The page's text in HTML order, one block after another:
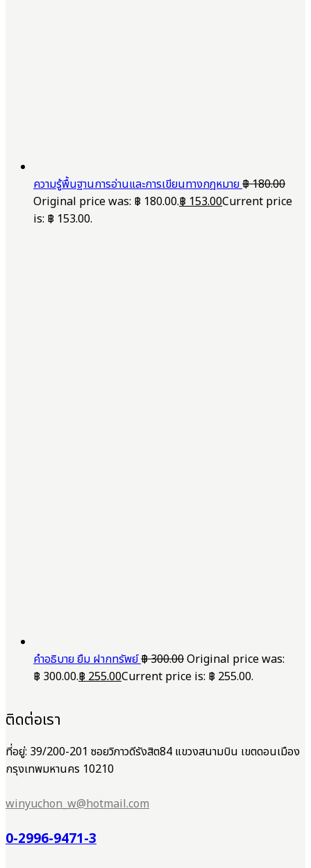
ความรู้พื้นฐานการอ่านและการเขียนทางกฎหมาย฿180.00
Original price was: ฿ 180.00.฿153.00Current price
is: ฿ 153.00.
คำอธิบาย ยืม ฝากทรัพย์฿300.00Original price was:
฿ 300.00.฿255.00Current price is: ฿ 255.00.
ติดต่อเรา
ที่อยู่: 39/200-201 ซอยวิภาวดีรังสิต84 แขวงสนามบิน เขตดอนเมือง
กรุงเทพมหานคร 10210
winyuchon_w@hotmail.com
0-2996-9471-3